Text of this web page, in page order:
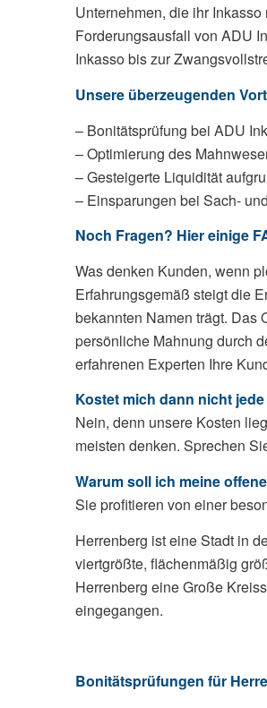
Unternehmen, die ihr
Forderungsausfall von ADU
Inkasso bis zur
Unsere überzeugenden
– Bonitätsprüfung bei ADU
– Optimierung des
– Gesteigerte Liquidität
– Einsparungen bei Sach-
Noch Fragen? Hier einige
Was denken Kunden, wenn
Erfahrungsgemäß steigt die
bekannten Namen trägt. Das
persönliche Mahnung durch
erfahrenen Experten Ihre
Kostet mich dann nicht
Nein, denn unsere Kosten
meisten denken. Sprechen
Warum soll ich meine
Sie profitieren von einer
Herrenberg ist eine Stadt in
viertgrößte, flächenmäßig
Herrenberg eine Große
eingegangen.
Bonitätsprüfungen für